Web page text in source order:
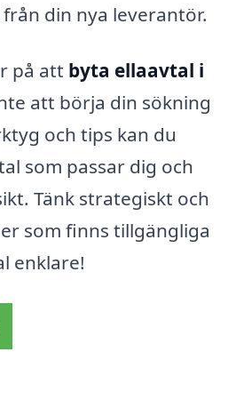
din nya leverantör.
på att byta ellaavtal i
att börja din sökning
och tips kan du
som passar dig och
Tänk strategiskt och
som finns tillgängliga
enklare!